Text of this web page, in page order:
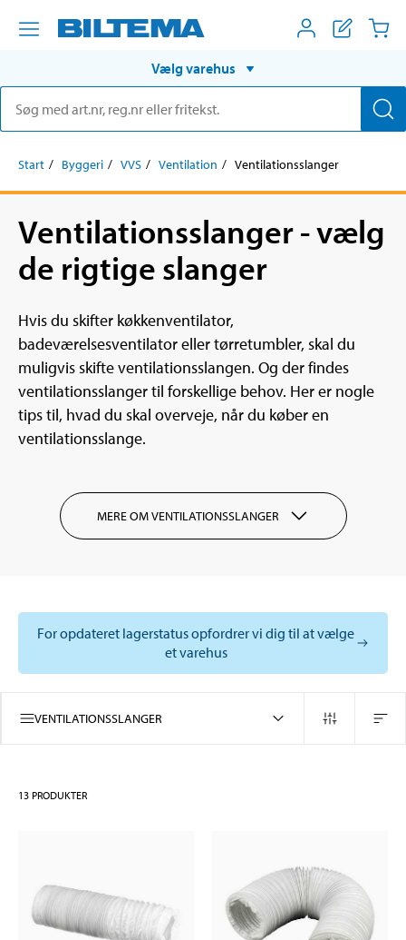
Vælg varehus
Start Byggeri VVS Ventilation Ventilationsslanger
Ventilationsslanger - vælg
de rigtige slanger
Hvis du skifter køkkenventilator,
badeværelsesventilator eller tørretumbler, skal du
muligvis skifte ventilationsslangen. Og der findes
ventilationsslanger til forskellige behov. Her er nogle
tips til, hvad du skal overveje, når du køber en
ventilationsslange.
MERE OM VENTILATIONSSLANGER
For opdateret lagerstatus opfordrer vi dig til at vælge
et varehus
VENTILATIONSSLANGER
13 PRODUKTER